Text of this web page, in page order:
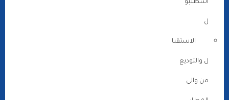
اسطنبو
ل
الاستقبا
ل والتوديع
من والى